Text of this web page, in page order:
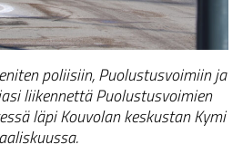
poliisiin, Puolustusvoimiin ja
liikennettä Puolustusvoimien
läpi Kouvolan keskustan Kymi